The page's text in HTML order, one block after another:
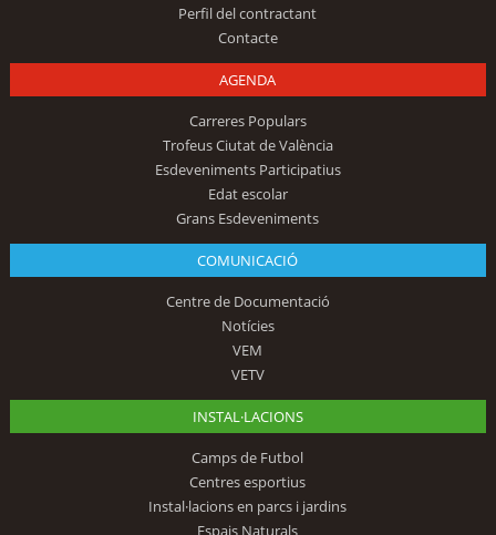
Perfil del contractant
Contacte
AGENDA
Carreres Populars
Trofeus Ciutat de València
Esdeveniments Participatius
Edat escolar
Grans Esdeveniments
COMUNICACIÓ
Centre de Documentació
Notícies
VEM
VETV
INSTAL·LACIONS
Camps de Futbol
Centres esportius
Instal·lacions en parcs i jardins
Espais Naturals